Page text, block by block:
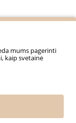
mums pagerinti
kaip svetainė